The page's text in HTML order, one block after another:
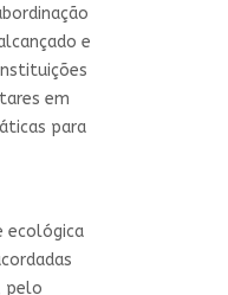
e
em
para
ecológica
pelo